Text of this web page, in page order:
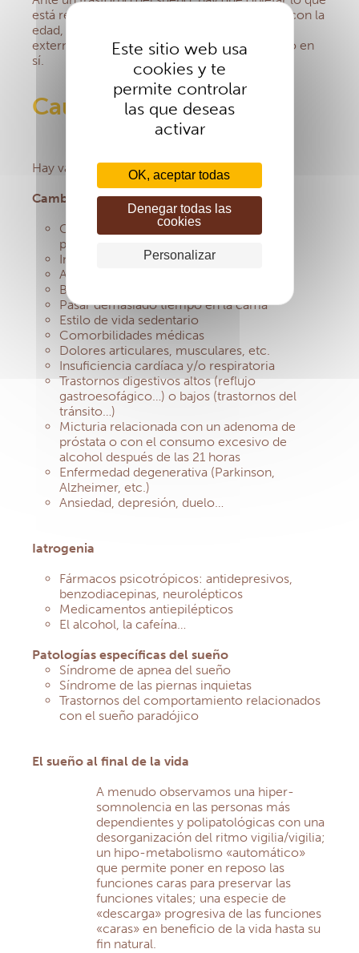
Este sitio web usa
cookies y te
permite controlar
las que deseas
activar
OK, aceptar todas
Denegar todas las
cookies
Personalizar
está relacionado con la evolución del sueño con la
edad, lo que está relacionado con una causa
externa al sueño o con un trastorno del sueño en
sí.
Causas
Hay varias causas posibles para esto :
Cambio en los sincronizadores externos
Cambio o cese de las obligaciones
profesionales o sociales
Institucionalización
Aislamiento social
Baja exposición a la luz
Pasar demasiado tiempo en la cama
Estilo de vida sedentario
Comorbilidades médicas
Dolores articulares, musculares, etc.
Insuficiencia cardíaca y/o respiratoria
Trastornos digestivos altos (reflujo
gastroesofágico…) o bajos (trastornos del
tránsito…)
Micturia relacionada con un adenoma de
próstata o con el consumo excesivo de
alcohol después de las 21 horas
Enfermedad degenerativa (Parkinson,
Alzheimer, etc.)
Ansiedad, depresión, duelo…
Iatrogenia
Fármacos psicotrópicos: antidepresivos,
benzodiacepinas, neurolépticos
Medicamentos antiepilépticos
El alcohol, la cafeína…
Patologías específicas del sueño
Síndrome de apnea del sueño
Síndrome de las piernas inquietas
Trastornos del comportamiento relacionados
con el sueño paradójico
El sueño al final de la vida
A menudo observamos una hiper-
somnolencia en las personas más
dependientes y polipatológicas con una
desorganización del ritmo vigilia/vigilia;
un hipo-metabolismo «automático»
que permite poner en reposo las
funciones caras para preservar las
funciones vitales; una especie de
«descarga» progresiva de las funciones
«caras» en beneficio de la vida hasta su
fin natural.